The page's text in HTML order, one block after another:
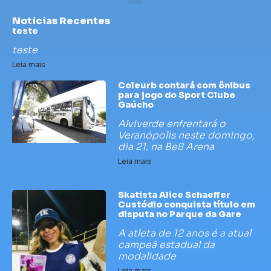
Noticias Recentes
teste
teste
Leia mais
Coleurb contará com ônibus
para jogo do Sport Clube
Gaúcho
Alviverde enfrentará o
Veranópolis neste domingo,
dia 21, na Be8 Arena
Leia mais
Skatista Alice Schaeffer
Custódio conquista título em
disputa no Parque da Gare
A atleta de 12 anos é a atual
campeã estadual da
modalidade